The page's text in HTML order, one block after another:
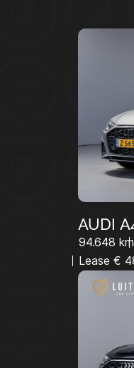
AUDI
94.648 km
Lease €